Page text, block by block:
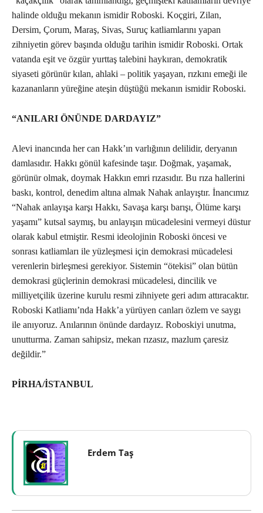
halinde olduğu mekanın ismidir Roboski. Koçgiri, Zilan,
Dersim, Çorum, Maraş, Sivas, Suruç katliamlarını yapan
zihniyetin görev başında olduğu tarihin ismidir Roboski. Ortak
vatanda eşit ve özgür yurttaş talebini haykıran, demokratik
siyaseti görünür kılan, ahlaki – politik yaşayan, rızkını emeği ile
kazananların yüreğine ateşin düştüğü mekanın ismidir Roboski.
“ANILARI ÖNÜNDE DARDAYIZ”
Alevi inancında her can Hakk’ın varlığının delilidir, deryanın
damlasıdır. Hakkı gönül kafesinde taşır. Doğmak, yaşamak,
görünür olmak, doymak Hakkın emri rızasıdır. Bu rıza hallerini
baskı, kontrol, denedim altına almak Nahak anlayıştır. İnancımız
“Nahak anlayışa karşı Hakkı, Savaşa karşı barışı, Ölüme karşı
yaşamı” kutsal saymış, bu anlayışın mücadelesini vermeyi düstur
olarak kabul etmiştir. Resmi ideolojinin Roboski öncesi ve
sonrası katliamları ile yüzleşmesi için demokrasi mücadelesi
verenlerin birleşmesi gerekiyor. Sistemin “ötekisi” olan bütün
demokrasi güçlerinin demokrasi mücadelesi, dincilik ve
milliyetçilik üzerine kurulu resmi zihniyete geri adım attıracaktır.
Roboski Katliamı’nda Hakk’a yürüyen canları özlem ve saygı
ile anıyoruz. Anılarının önünde dardayız. Roboskiyi unutma,
unutturma. Zaman sahipsiz, mekan rızasız, mazlum çaresiz
değildir.”
PİRHA/İSTANBUL
Erdem Taş